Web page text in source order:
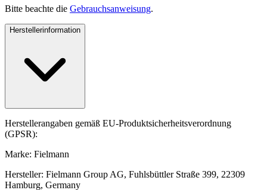
Bitte beachte die Gebrauchsanweisung.
Herstellerinformation
Herstellerangaben gemäß EU-Produktsicherheitsverordnung
(GPSR):
Marke: Fielmann
Hersteller: Fielmann Group AG, Fuhlsbüttler Straße 399, 22309
Hamburg, Germany